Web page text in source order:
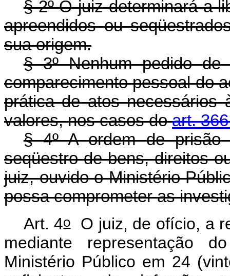
§ 2º O juiz determinará a
apreendidos ou
sua origem.
§ 3º Nenhum pedido
comparecimento pessoal do
prática de atos necessários
valores, nos casos doart.
§ 4º A ordem de prisão
seqüestro de bens, direitos
juiz, ouvido o Ministério
possa comprometer as
Art. 4oO juiz, de ofício, a
mediante representação
Ministério Público em 24